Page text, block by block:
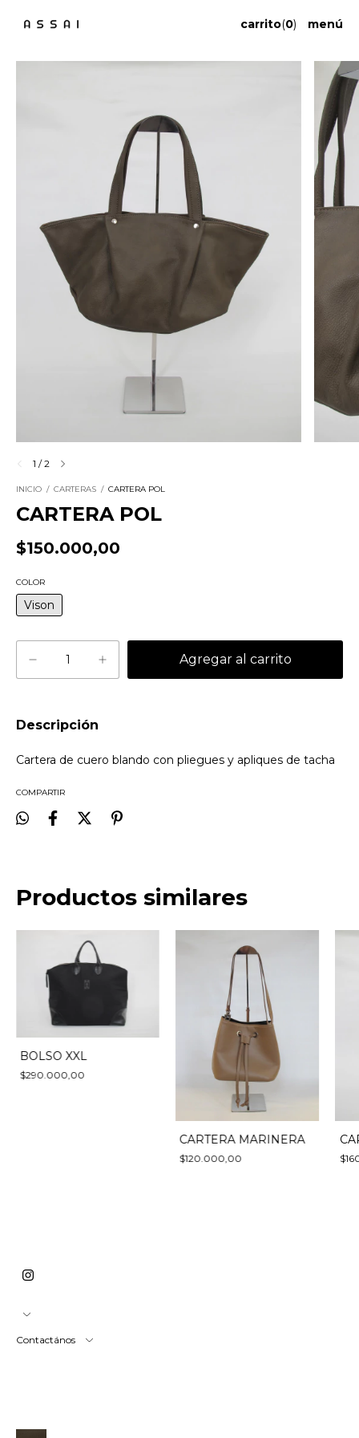
menú
carrito(0)
1 /2
INICIO / CARTERAS / CARTERA POL
CARTERA POL
$150.000,00
COLOR
Vison
Descripción
Cartera de cuero blando con pliegues y apliques de tacha
COMPARTIR
Productos similares
BOLSO XXL
$290.000,00
CARTERA MARINERA
$120.000,00
Contactános